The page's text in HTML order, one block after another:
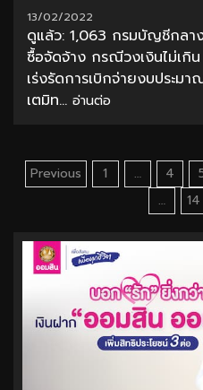
13/02/2022
ดูแล้ว: 1,063 กรมบัญชีกลา
ซื้อจัดจ้าง กรณีวงเงินไม่เกิ
เร่งรัดการเบิกจ่ายงบประ
เตมิท... อ่านต่อ
Posts
pagination
Previous 1 … 4
…
14